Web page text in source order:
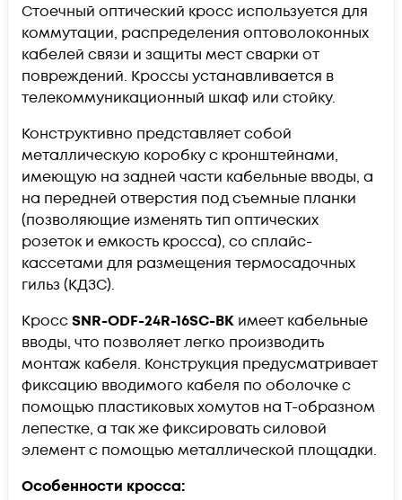
Стоечный оптический кросс используется для
коммутации, распределения оптоволоконных
кабелей связи и защиты мест сварки от
повреждений. Кроссы устанавливается в
телекоммуникационный шкаф или стойку.
Конструктивно представляет собой
металлическую коробку с кронштейнами,
имеющую на задней части кабельные вводы, а
на передней отверстия под съемные планки
(позволяющие изменять тип оптических
розеток и емкость кросса), со сплайс-
кассетами для размещения термосадочных
гильз (КДЗС).
КроссSNR-ODF-24R-16SC-BK имеет кабельные
вводы, что позволяет легко производить
монтаж кабеля. Конструкция предусматривает
фиксацию вводимого кабеля по оболочке с
помощью пластиковых хомутов на Т-образном
лепестке, а так же фиксировать силовой
элемент с помощью металлической площадки.
Особенности кросса:​